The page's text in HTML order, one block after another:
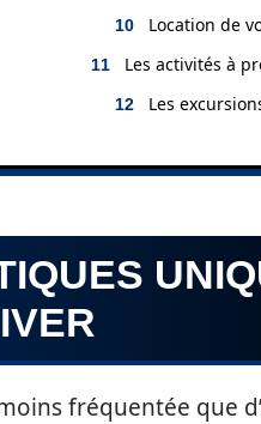
Location de
Les activités à
Les
fréquentée que